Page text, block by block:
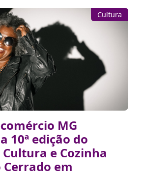
Cultura
MG
10ª edição do
e Cozinha
em